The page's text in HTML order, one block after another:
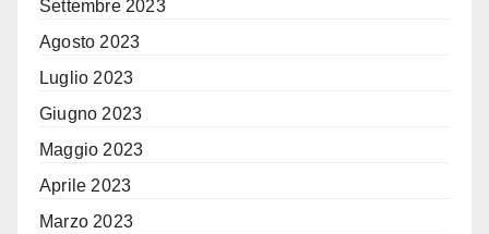
Settembre 2023
Agosto 2023
Luglio 2023
Giugno 2023
Maggio 2023
Aprile 2023
Marzo 2023